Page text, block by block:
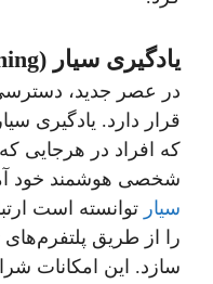
یادگیری سیار (Mobile learning)
در عصر جدید،
قرار دارد. یادگیری
که افراد در هرجایی
شخصی هوشمند خود
سیار توانسته است
را از طریق پلتفرم‌های
سازد. این امکانات